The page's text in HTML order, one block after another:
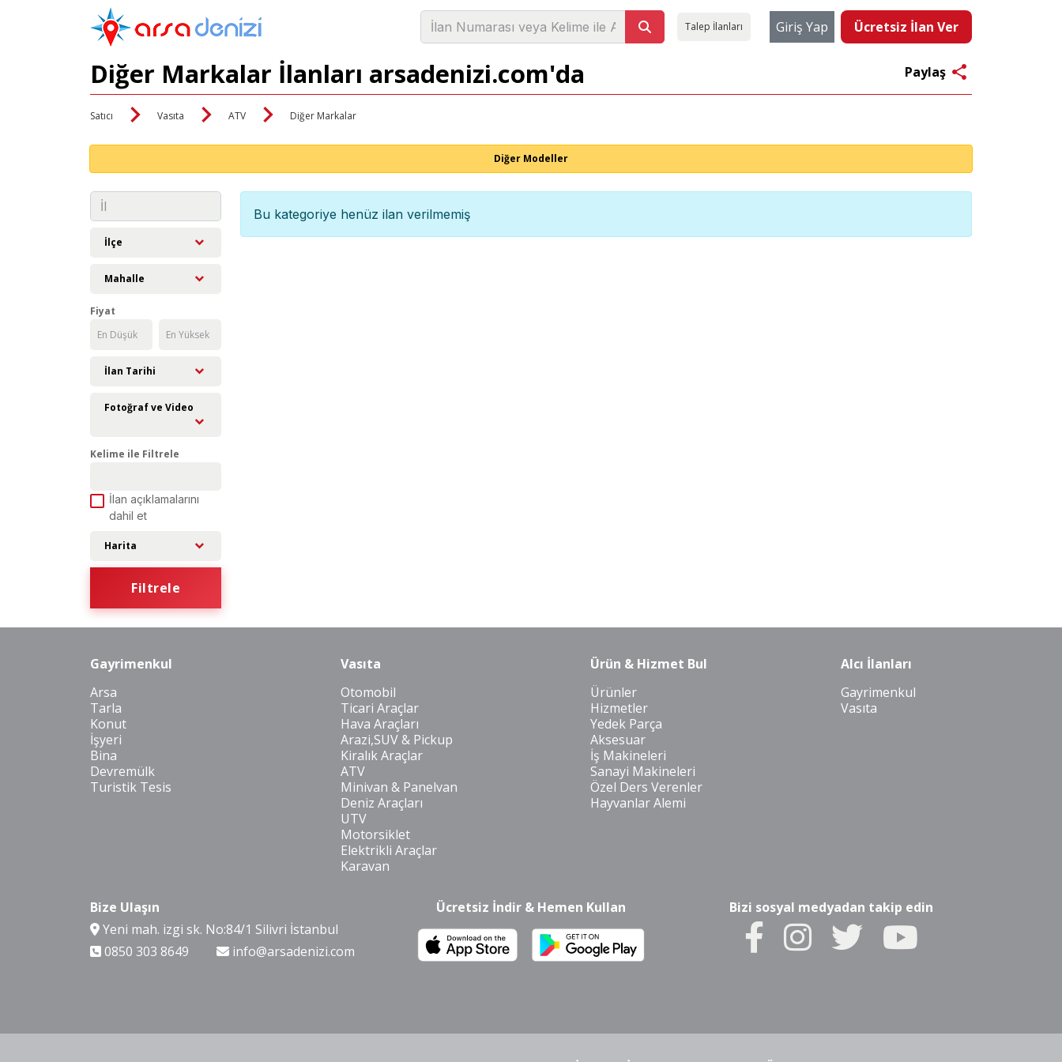
Talep İlanları Giriş Yap Ücretsiz İlan Ver
Diğer Markalar İlanları arsadenizi.com'da Paylaş share
Satıcı Vasıta ATV Diğer Markalar
Diğer Modeller
İlçe
Mahalle
Fiyat
İlan Tarihi
Fotoğraf ve Video
Kelime ile Filtrele
İlan açıklamalarını
dahil et
Harita
Filtrele
Bu kategoriye henüz ilan verilmemiş
Gayrimenkul
Arsa
Tarla
Konut
İşyeri
Bina
Devremülk
Turistik Tesis
Vasıta
Otomobil
Ticari Araçlar
Hava Araçları
Arazi,SUV & Pickup
Kiralık Araçlar
ATV
Minivan & Panelvan
Deniz Araçları
UTV
Motorsiklet
Elektrikli Araçlar
Karavan
Ürün & Hizmet Bul
Ürünler
Hizmetler
Yedek Parça
Aksesuar
İş Makineleri
Sanayi Makineleri
Özel Ders Verenler
Hayvanlar Alemi
Alcı İlanları
Gayrimenkul
Vasıta
Bize Ulaşın
Yeni mah. izgi sk. No:84/1 Silivri İstanbul
0850 303 8649
info@arsadenizi.com
Ücretsiz İndir & Hemen Kullan Bizi sosyal medyadan takip edin